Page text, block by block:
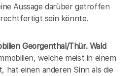
Aussage darüber getroffen
sein könnte.
Georgenthal/Thür. Wald
welche meist in einem
hat einen anderen Sinn als die